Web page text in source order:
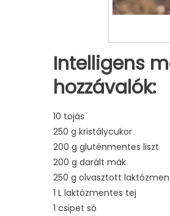
Intelligens
hozzávalók:
10 tojás
250 g kristálycukor
200 g gluténmentes liszt
200 g darált mák
250 g olvasztott
1 L laktózmentes tej
1 csipet só